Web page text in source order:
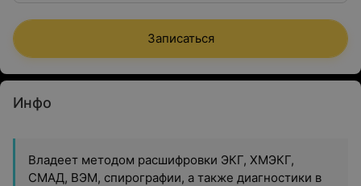
Записаться
Инфо
Владеет методом расшифровки ЭКГ, ХМЭКГ,
СМАД, ВЭМ, спирографии, а также диагностики в